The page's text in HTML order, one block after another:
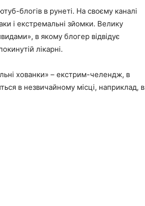
блогів в рунеті. На своєму каналі
і екстремальні зйомки. Велику
в якому блогер відвідує
лікарні.
хованки» – екстрим-челендж, в
в незвичайному місці, наприклад, в